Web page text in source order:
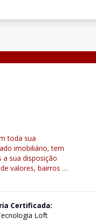
toda sua
imobiliário, tem
sua disposição
valores, bairros e
Certificada:
Loft